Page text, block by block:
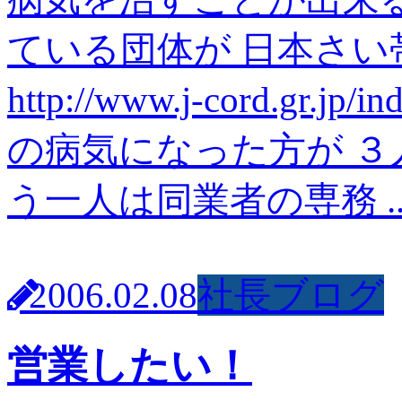
ている団体が 日本さ
http://www.j-cord.gr.jp/
の病気になった方が
う一人は同業者の専
2006.02.08社長ブログ
営業したい！